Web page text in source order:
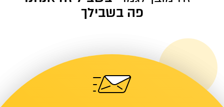
פה בשבילך